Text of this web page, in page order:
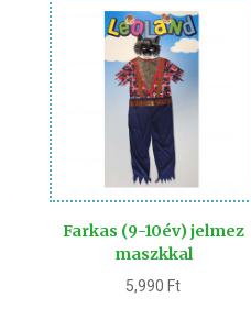
Farkas (9-10év) jelmez
maszkkal
5,990 Ft